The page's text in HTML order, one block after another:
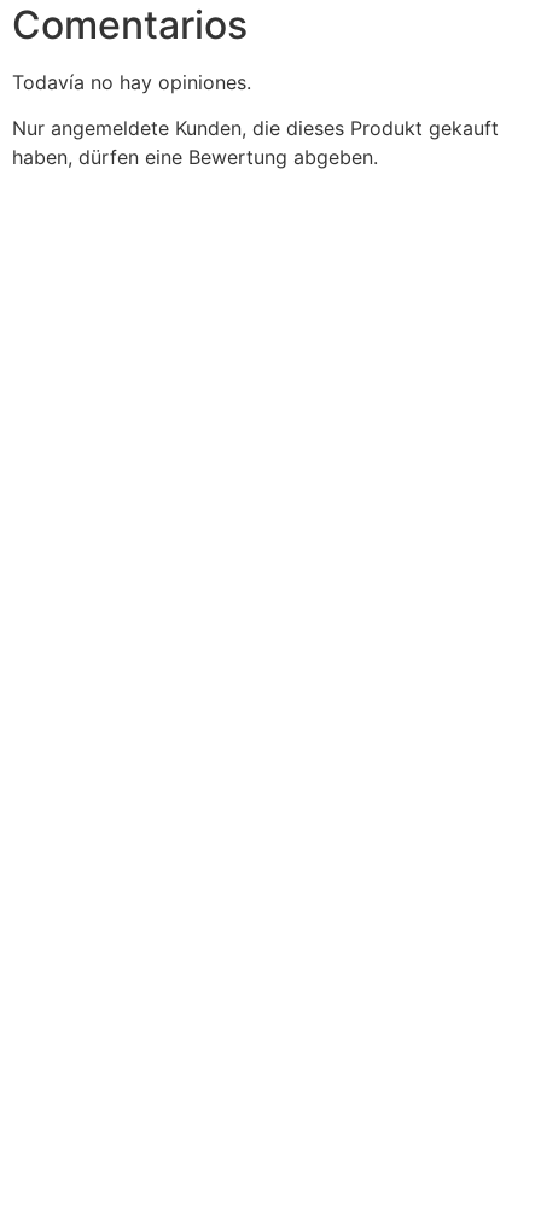
Comentarios
Todavía no hay opiniones.
Nur angemeldete Kunden, die dieses Produkt gekauft
haben, dürfen eine Bewertung abgeben.